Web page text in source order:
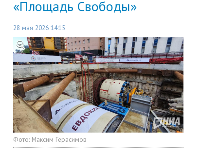
«Площадь Свободы»
28 мая 2026 14:15
Фото: Максим Герасимов